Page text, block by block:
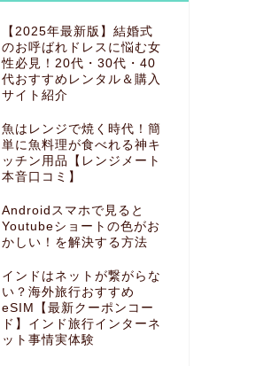
【2025年最新版】結婚式
のお呼ばれドレスに悩む女
性必見！20代・30代・40
代おすすめレンタル＆購入
サイト紹介
魚はレンジで焼く時代！簡
単に魚料理が食べれる神キ
ッチン用品【レンジメート
本音口コミ】
Androidスマホで見ると
Youtubeショートの色がお
かしい！を解決する方法
インドはネットが繋がらな
い？海外旅行おすすめ
eSIM【最新クーポンコー
ド】インド旅行インターネ
ット事情実体験